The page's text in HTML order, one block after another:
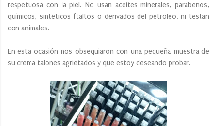
respetuosa con la piel. No usan aceites minerales, parabenos,
químicos, sintéticos ftaltos o derivados del petróleo, ni testan
con animales.
En esta ocasión nos obsequiaron con una pequeña muestra de
su crema talones agrietados y que estoy deseando probar.